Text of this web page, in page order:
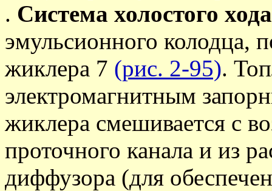
. Система холостого хода
эмульсионного колодца,
жиклера 7 (рис. 2-95).
электромагнитным
жиклера смешивается с
проточного канала и из
диффузора (для